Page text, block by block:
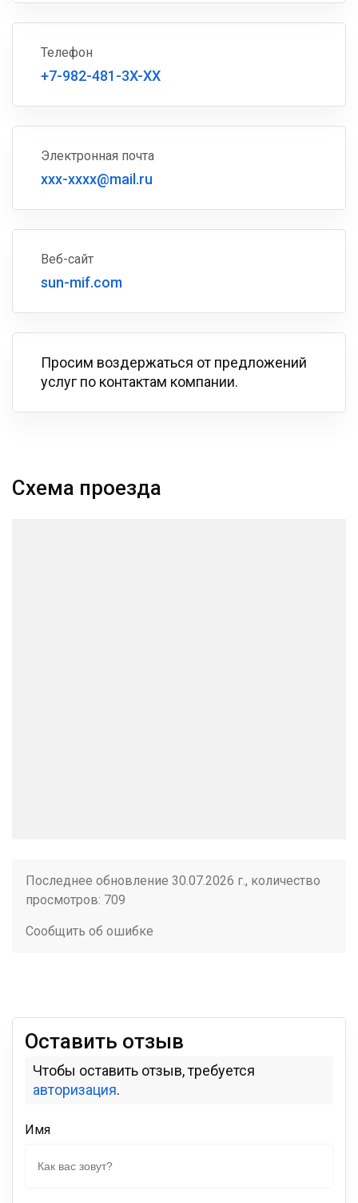
Телефон
+7-982-481-3X-XX
Электронная почта
xxx-xxxx@mail.ru
Веб-сайт
sun-mif.com
Просим воздержаться от предложений
услуг по контактам компании.
Схема проезда
Последнее обновление 30.07.2026 г., количество
просмотров: 709
Сообщить об ошибке
Оставить отзыв
Чтобы оставить отзыв, требуется
авторизация.
Имя